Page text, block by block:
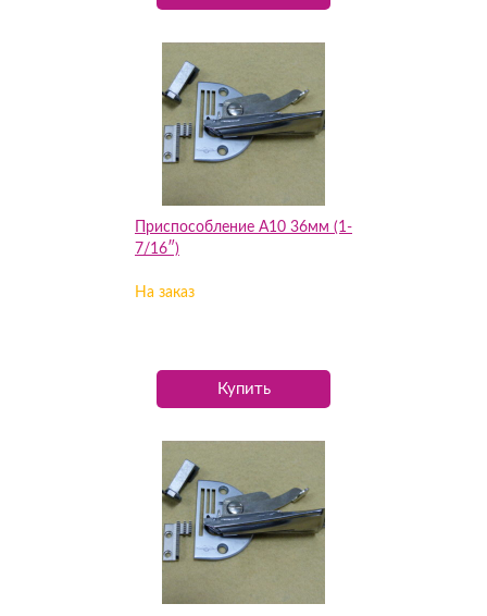
Приспособление А10 36мм (1-
7/16″)
На заказ
Купить